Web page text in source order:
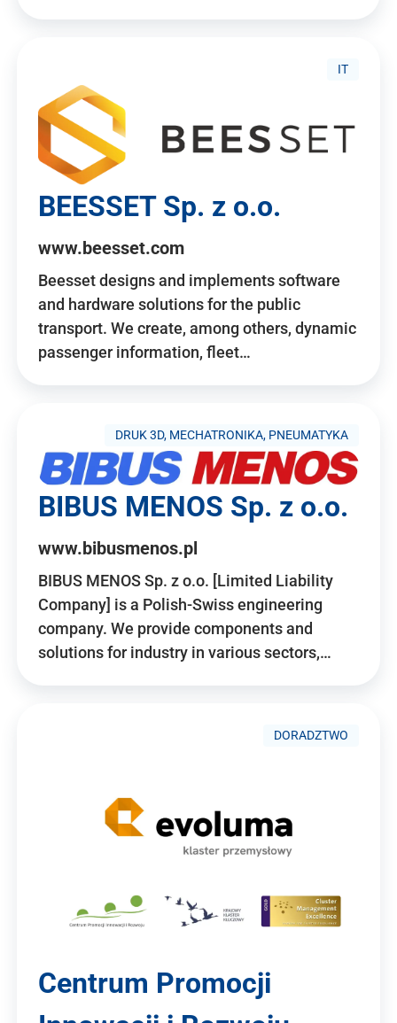
IT
BEESSET Sp. z o.o.
www.beesset.com
Beesset designs and implements software
and hardware solutions for the public
transport. We create, among others, dynamic
passenger information, fleet…
DRUK 3D, MECHATRONIKA, PNEUMATYKA
BIBUS MENOS Sp. z o.o.
www.bibusmenos.pl
BIBUS MENOS Sp. z o.o. [Limited Liability
Company] is a Polish-Swiss engineering
company. We provide components and
solutions for industry in various sectors,…
DORADZTWO
Centrum Promocji